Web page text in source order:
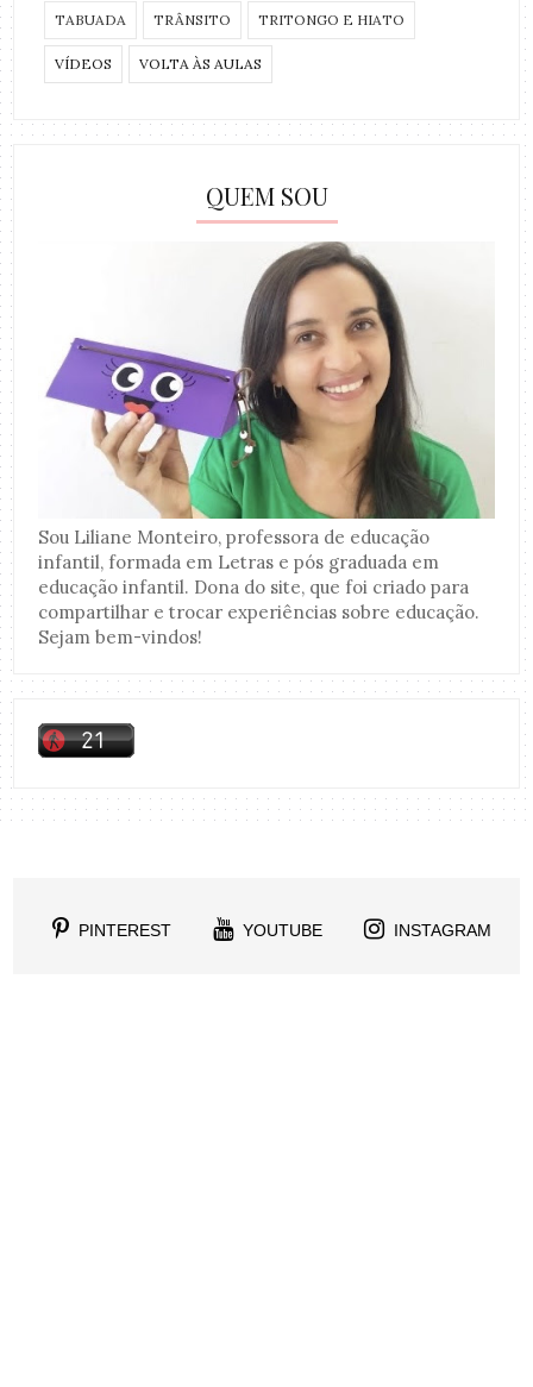
TABUADA TRÂNSITO TRITONGO E HIATO
VÍDEOS VOLTA ÀS AULAS
QUEM SOU
Sou Liliane Monteiro, professora de educação
infantil, formada em Letras e pós graduada em
educação infantil. Dona do site, que foi criado para
compartilhar e trocar experiências sobre educação.
Sejam bem-vindos!
PINTEREST YOUTUBE INSTAGRAM